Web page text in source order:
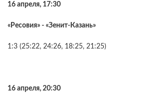
16 апреля, 17:30
«Ресовия» - «Зенит-Казань»
1:3 (25:22, 24:26, 18:25, 21:25)
16 апреля, 20:30